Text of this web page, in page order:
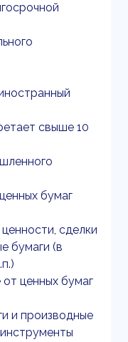
свыше 10
бумаг
сделки
бумаги (в
ценных бумаг
и производные